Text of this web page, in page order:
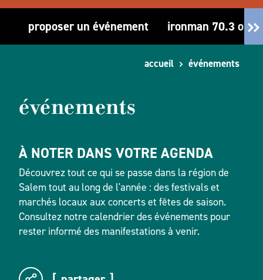
proposer un événement ironman 70.3
accueil événements
événements
À NOTER DANS VOTRE AGENDA
Découvrez tout ce qui se passe dans la région de
Salem tout au long de l'année : des festivals et
marchés locaux aux concerts et fêtes de saison.
Consultez notre calendrier des événements pour
rester informé des manifestations à venir.